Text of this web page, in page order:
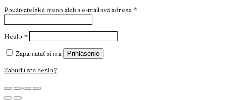
Používateľské meno alebo e-mailová adresa *
Heslo *
Zapamätať si ma Prihlásenie
Zabudli ste heslo?